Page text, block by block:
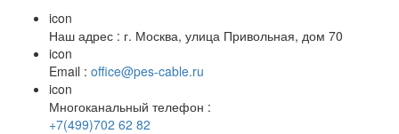
icon
Наш адрес : г. Москва, улица Привольная, дом 70
icon
Email : office@pes-cable.ru
icon
Многоканальный телефон :
+7(499)702 62 82